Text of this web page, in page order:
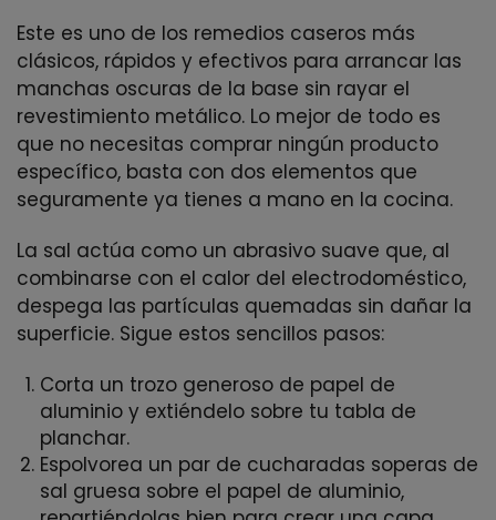
Este es uno de los remedios caseros más
clásicos, rápidos y efectivos para arrancar las
manchas oscuras de la base sin rayar el
revestimiento metálico. Lo mejor de todo es
que no necesitas comprar ningún producto
específico, basta con dos elementos que
seguramente ya tienes a mano en la cocina.
La sal actúa como un abrasivo suave que, al
combinarse con el calor del electrodoméstico,
despega las partículas quemadas sin dañar la
superficie. Sigue estos sencillos pasos:
Corta un trozo generoso de papel de
aluminio y extiéndelo sobre tu tabla de
planchar.
Espolvorea un par de cucharadas soperas de
sal gruesa sobre el papel de aluminio,